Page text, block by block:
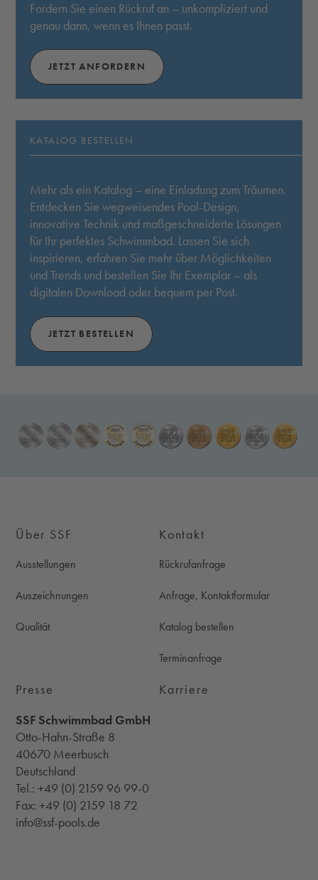
Fordern Sie einen Rückruf an – unkompliziert und
genau dann, wenn es Ihnen passt.
JETZT ANFORDERN
KATALOG BESTELLEN
Mehr als ein Katalog – eine Einladung zum Träumen.
Entdecken Sie wegweisendes Pool-Design,
innovative Technik und maßgeschneiderte Lösungen
für Ihr perfektes Schwimmbad. Lassen Sie sich
inspirieren, erfahren Sie mehr über Möglichkeiten
und Trends und bestellen Sie Ihr Exemplar – als
digitalen Download oder bequem per Post.
JETZT BESTELLEN
Über SSF
Ausstellungen
Auszeichnungen
Qualität
Kontakt
Rückrufanfrage
Anfrage, Kontaktformular
Katalog bestellen
Terminanfrage
Presse Karriere
SSF Schwimmbad GmbH
Otto-Hahn-Straße 8
40670 Meerbusch
Deutschland
Tel.: +49 (0) 2159 96 99-0
Fax: +49 (0) 2159 18 72
info@ssf-pools.de